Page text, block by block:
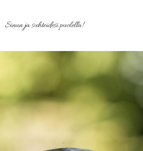
Sinun ja suhteidesi puolella!